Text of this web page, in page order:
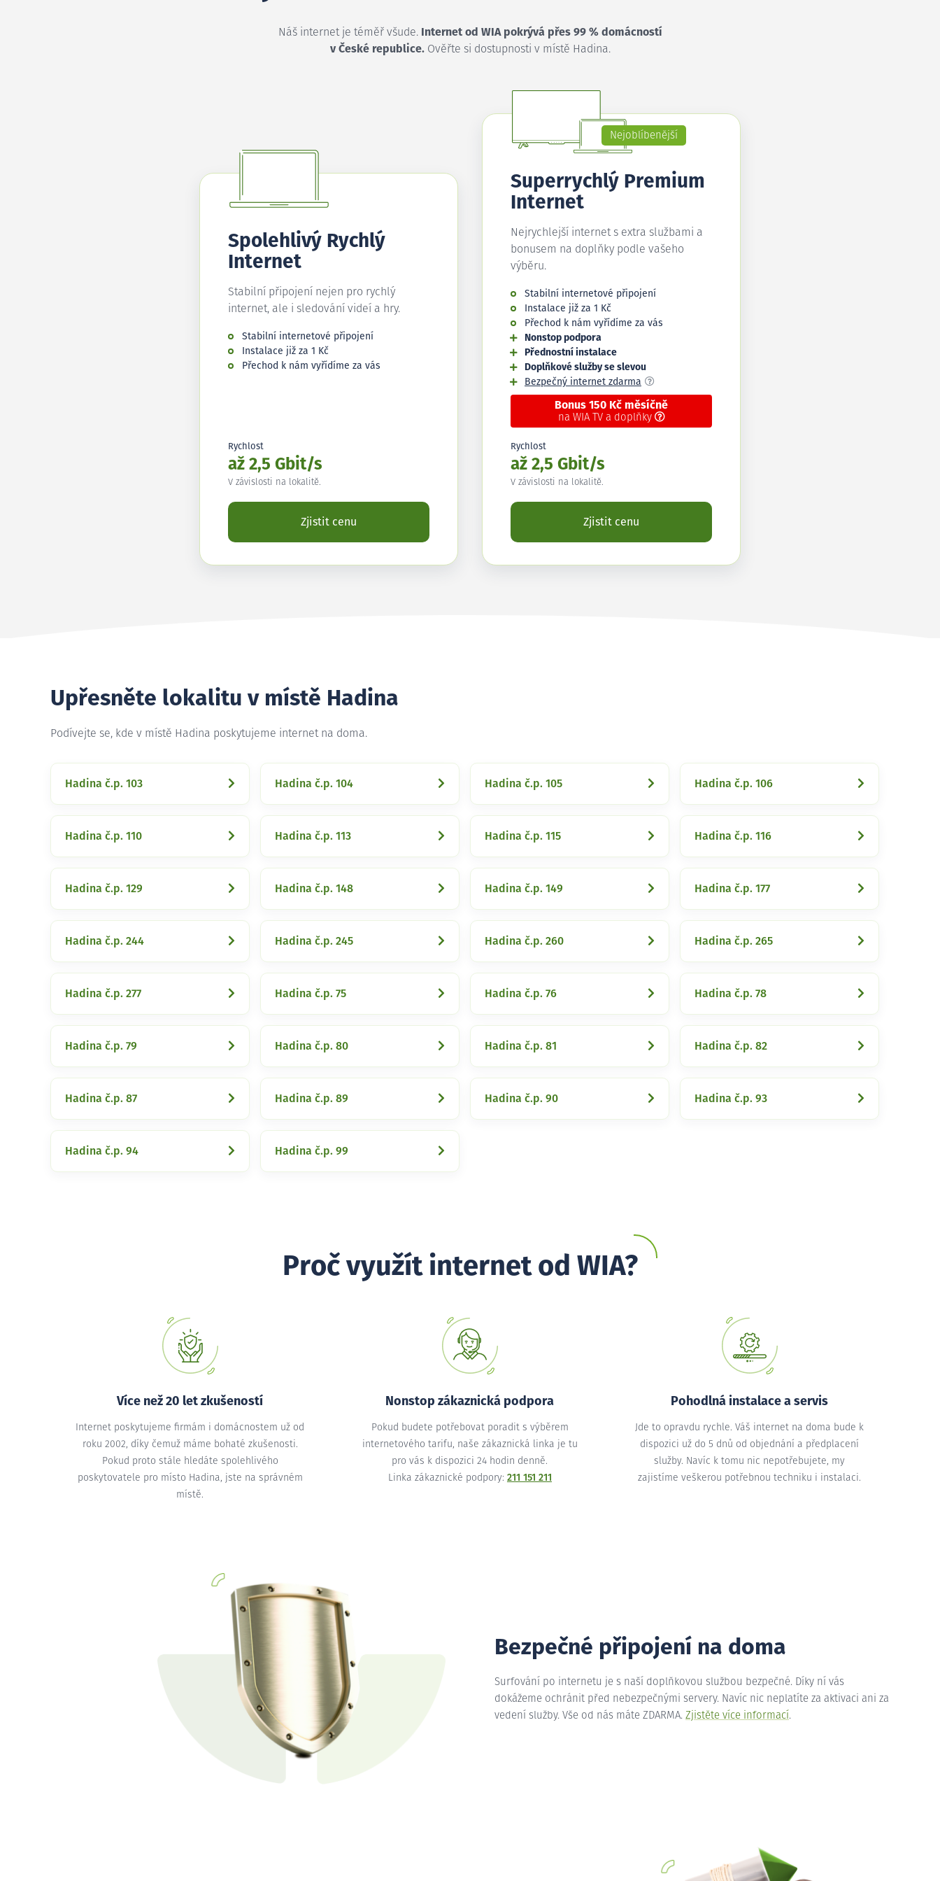
Náš internet je téměř všude.
Internet od WIA pokrývá přes 99 % domácností
v České republice.Ověřte si dostupnosti v místě Hadina.
Spolehlivý Rychlý
Internet
Stabilní připojení nejen pro rychlý
internet, ale i sledování videí a hry.
Stabilní internetové připojení
Instalace již za 1 Kč
Přechod k nám vyřídíme za vás
Rychlost
až 2,5 Gbit/s
V závislosti na lokalitě.
Zjistit cenu
Nejoblíbenější
Superrychlý Premium
Internet
Nejrychlejší internet s extra službami a
bonusem na doplňky podle vašeho
výběru.
Stabilní internetové připojení
Instalace již za 1 Kč
Přechod k nám vyřídíme za vás
Nonstop podpora
Přednostní instalace
Doplňkové služby se slevou
Bezpečný internet zdarma
Bonus 150 Kč měsíčně
na WIA TV a doplňky
Rychlost
až 2,5 Gbit/s
V závislosti na lokalitě.
Zjistit cenu
Upřesněte lokalitu v místě Hadina
Podívejte se, kde v místě Hadina poskytujeme internet na doma.
Hadina č.p. 103 Hadina č.p. 104 Hadina č.p. 105 Hadina č.p. 106
Hadina č.p. 110 Hadina č.p. 113 Hadina č.p. 115 Hadina č.p. 116
Hadina č.p. 129 Hadina č.p. 148 Hadina č.p. 149 Hadina č.p. 177
Hadina č.p. 244 Hadina č.p. 245 Hadina č.p. 260 Hadina č.p. 265
Hadina č.p. 277 Hadina č.p. 75 Hadina č.p. 76 Hadina č.p. 78
Hadina č.p. 79 Hadina č.p. 80 Hadina č.p. 81 Hadina č.p. 82
Hadina č.p. 87 Hadina č.p. 89 Hadina č.p. 90 Hadina č.p. 93
Hadina č.p. 94 Hadina č.p. 99
Proč využít internet od WIA?
Více než 20 let zkušeností
Internet poskytujeme firmám i domácnostem už od
roku 2002, díky čemuž máme bohaté zkušenosti.
Pokud proto stále hledáte spolehlivého
poskytovatele pro místo Hadina, jste na správném
místě.
Nonstop zákaznická podpora
Pokud budete potřebovat poradit s výběrem
internetového tarifu, naše zákaznická linka je tu
pro vás k dispozici 24 hodin denně.
Linka zákaznické podpory: 211 151 211
Pohodlná instalace a servis
Jde to opravdu rychle. Váš internet na doma bude k
dispozici už do 5 dnů od objednání a předplacení
služby. Navíc k tomu nic nepotřebujete, my
zajistíme veškerou potřebnou techniku i instalaci.
Bezpečné připojení na doma
Surfování po internetu je s naší doplňkovou službou bezpečné. Díky ní vás
dokážeme ochránit před nebezpečnými servery. Navíc nic neplatíte za aktivaci ani za
vedení služby. Vše od nás máte ZDARMA. Zjistěte více informací.